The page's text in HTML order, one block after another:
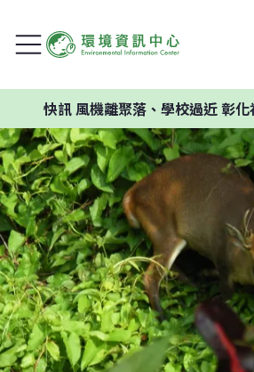
風機離聚落、學校過近 彰化福漢風電